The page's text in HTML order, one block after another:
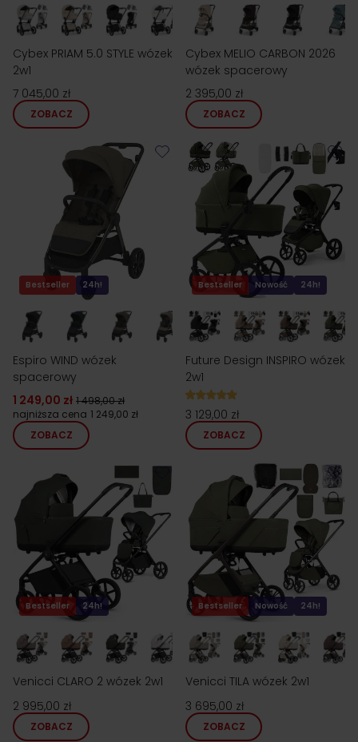
Cybex PRIAM 5.0 STYLE wózek
2w1
7 045,00 zł
ZOBACZ
Cybex MELIO CARBON 2026
wózek spacerowy
2 395,00 zł
ZOBACZ
Bestseller 24h!
Espiro WIND wózek
spacerowy
1 249,00 zł 1 498,00 zł
najniższa cena 1 249,00 zł
ZOBACZ
Bestseller Nowość 24h!
Future Design INSPIRO wózek
2w1
3 129,00 zł
ZOBACZ
Bestseller 24h!
Venicci CLARO 2 wózek 2w1
2 995,00 zł
ZOBACZ
Bestseller Nowość 24h!
Venicci TILA wózek 2w1
3 695,00 zł
ZOBACZ